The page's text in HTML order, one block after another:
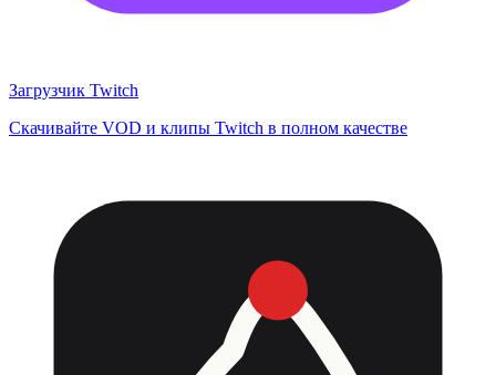
Загрузчик Twitch
Скачивайте VOD и клипы Twitch в полном качестве